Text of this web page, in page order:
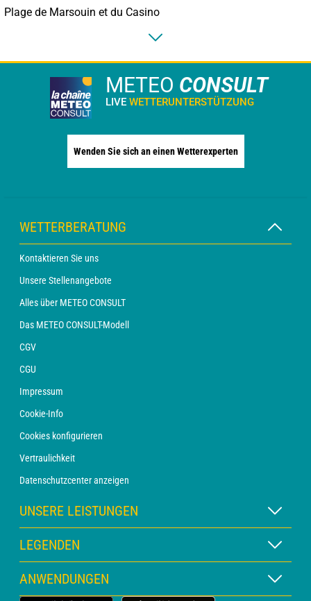
Plage de Marsouin et du Casino
METEO CONSULT
LIVE WETTERUNTERSTÜTZUNG
Wenden Sie sich an einen Wetterexperten
WETTERBERATUNG
Kontaktieren Sie uns
Unsere Stellenangebote
Alles über METEO CONSULT
Das METEO CONSULT-Modell
CGV
CGU
Impressum
Cookie-Info
Cookies konfigurieren
Vertraulichkeit
Datenschutzcenter anzeigen
UNSERE LEISTUNGEN
WETTER Xpert Abonnement
WETTER PRO Abonnement
Beratung mit einem Vorhersager
LEGENDEN
Kartenlegende
Piktogrammlegende
ANWENDUNGEN